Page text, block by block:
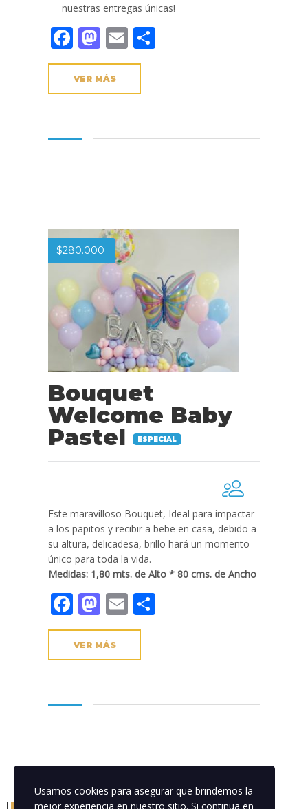
nuestras entregas únicas!
Facebook
Mastodon
Email
VER MÁS
$280.000
Bouquet
Welcome Baby
Pastel
ESPECIAL
Este maravilloso Bouquet, Ideal para impactar
a los papitos y recibir a bebe en casa, debido a
su altura, delicadesa, brillo hará un momento
único para toda la vida.
Medidas: 1,80 mts. de Alto * 80 cms. de Ancho
Facebook
Mastodon
Email
VER MÁS
Usamos cookies para asegurar que brindemos la
mejor experiencia en nuestro sitio. Si continua en